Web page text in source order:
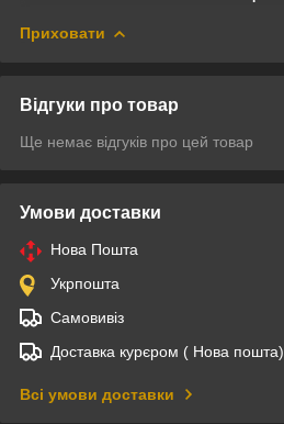
Приховати
Відгуки про товар
Ще немає відгуків про цей товар
Умови доставки
Нова Пошта
Укрпошта
Самовивіз
Доставка курєром ( Нова пошта)
Всі умови доставки